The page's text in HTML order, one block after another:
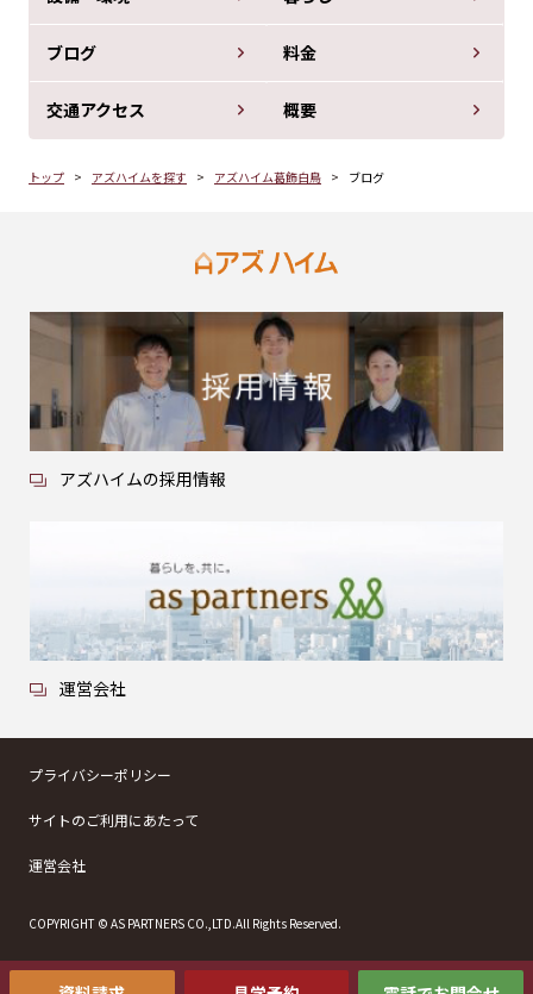
ブログ 料金
交通アクセス 概要
トップ アズハイムを探す アズハイム葛飾白鳥 ブログ
アズハイムの採用情報
運営会社
プライバシーポリシー
サイトのご利用にあたって
運営会社
COPYRIGHT © AS PARTNERS CO.,LTD.All Rights Reserved.